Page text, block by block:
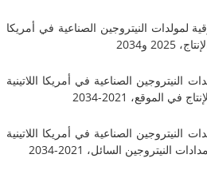
النيتروجين الصناعية في أمريكا
الصناعية في أمريكا اللاتينية
2034
الصناعية في أمريكا اللاتينية
2021-2034